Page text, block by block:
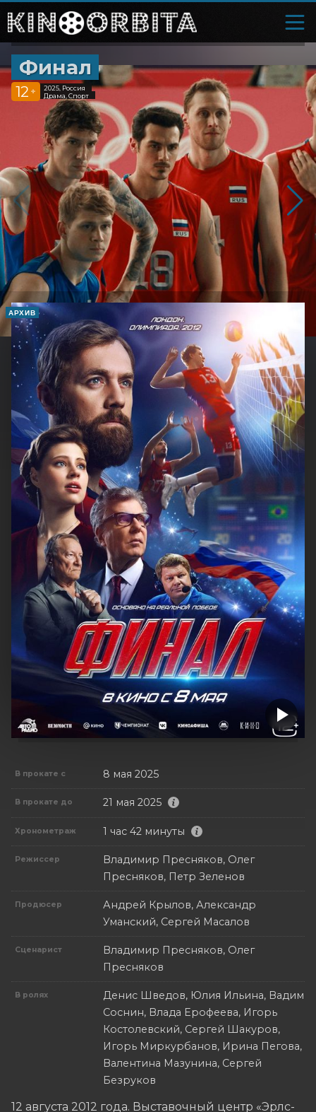
Финал
12 +
2025, Россия
Драма, Спорт
АРХИВ
В прокате с 8 мая 2025
В прокате до 21 мая 2025
Хронометраж 1 час 42 минуты
Режиссер
Владимир Пресняков, Олег
Пресняков, Петр Зеленов
Продюсер
Андрей Крылов, Александр
Уманский, Сергей Масалов
Сценарист
Владимир Пресняков, Олег
Пресняков
В ролях
Денис Шведов, Юлия Ильина, Вадим
Соснин, Влада Ерофеева, Игорь
Костолевский, Сергей Шакуров,
Игорь Миркурбанов, Ирина Пегова,
Валентина Мазунина, Сергей
Безруков
12 августа 2012 года. Выставочный центр «Эрлс-